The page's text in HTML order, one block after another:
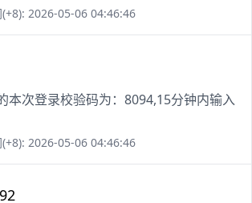
2026-05-06 04:46:46
本次登录校验码为：8094,15分钟内输入
2026-05-06 04:46:46